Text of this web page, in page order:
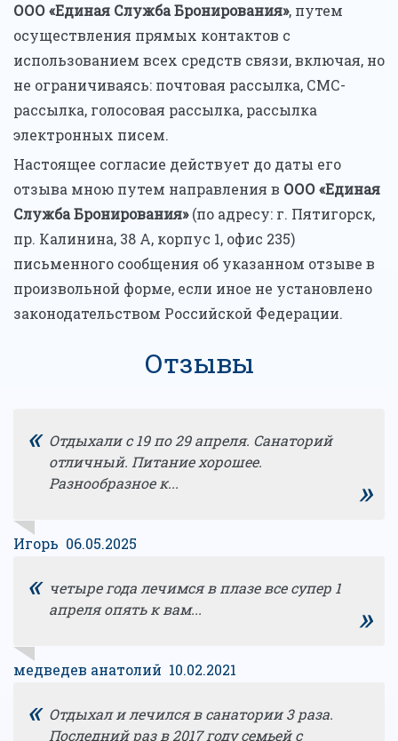
ООО «Единая Служба Бронирования», путем
осуществления прямых контактов с
использованием всех средств связи, включая, но
не ограничиваясь: почтовая рассылка, СМС-
рассылка, голосовая рассылка, рассылка
электронных писем.
Настоящее согласие действует до даты его
отзыва мною путем направления в ООО «Единая
Служба Бронирования»(по адресу: г. Пятигорск,
пр. Калинина, 38 А, корпус 1, офис 235)
письменного сообщения об указанном отзыве в
произвольной форме, если иное не установлено
законодательством Российской Федерации.
Отзывы
« Отдыхали с 19 по 29 апреля. Санаторий
отличный. Питание хорошее.
Разнообразное к...
»
Игорь 06.05.2025
« четыре года лечимся в плазе все супер 1
апреля опять к вам...
»
медведев анатолий 10.02.2021
« Отдыхал и лечился в санатории 3 раза.
Последний раз в 2017 году семьей с